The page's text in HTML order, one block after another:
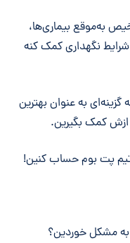
به‌موقع بیماری‌ها،
شرایط نگهداری کمک کنه
به عنوان بهترین
ازش کمک بگیرین.
تیم پت بوم حساب کنین!
به مشکل خوردین؟